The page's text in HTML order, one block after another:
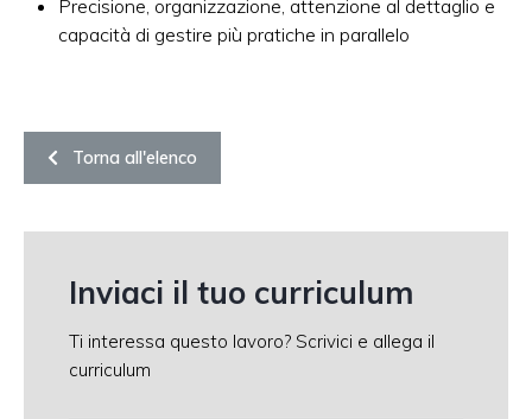
Precisione, organizzazione, attenzione al dettaglio e
capacità di gestire più pratiche in parallelo
Torna all'elenco
Inviaci il tuo curriculum
Ti interessa questo lavoro? Scrivici e allega il
curriculum